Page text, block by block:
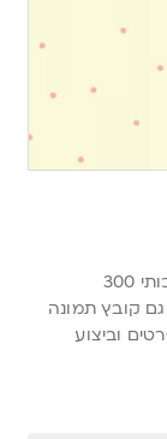
אנחנו מדפיסים את ההזמנות על נייר כרומו איכותי 300
קובץ תמונה
וביצוע